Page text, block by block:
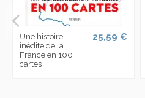
Une histoire
inédite de la
France en 100
cartes
25,59 €